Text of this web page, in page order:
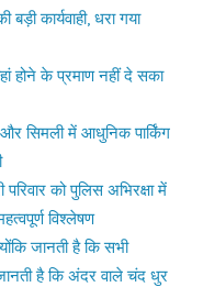
कार्यवाही, धरा गया
होने के प्रमाण नहीं दे सका
और सिमली में आधुनिक पार्किंग
को पुलिस अभिरक्षा में
विश्लेषण
जानती है कि सभी
है कि अंदर वाले चंद धुर